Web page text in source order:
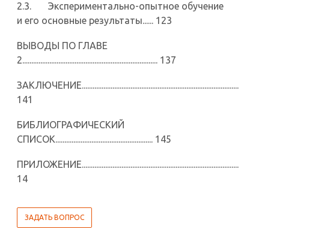
2.3. Экспериментально-опытное обучение
и его основные результаты...... 123
ВЫВОДЫ ПО ГЛАВЕ
2........................................................................... 137
ЗАКЛЮЧЕНИЕ.......................................................................................
141
БИБЛИОГРАФИЧЕСКИЙ
СПИСОК...................................................... 145
ПРИЛОЖЕНИЕ.......................................................................................
14
ЗАДАТЬ ВОПРОС